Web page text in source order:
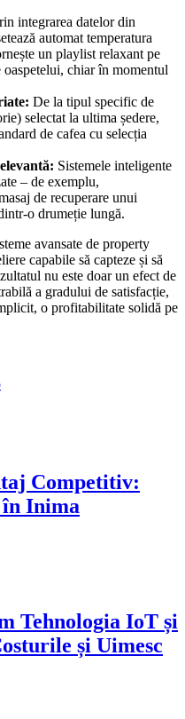
integrarea datelor din
automat temperatura
un playlist relaxant pe
chiar în momentul
De la tipul specific de
selectat la ultima ședere,
de cafea cu selecția
Sistemele inteligente
– de exemplu,
de recuperare unui
o drumeție lungă.
avansate de property
capabile să capteze și să
nu este doar un efect de
a gradului de satisfacție,
o profitabilitate solidă pe
Competitiv:
Inima
Tehnologia IoT și
și Uimesc